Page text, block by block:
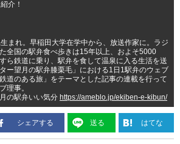
介！
まれ。早稲田大学在学中から、放送作家に。ラジ
全国の駅弁食べ歩きは15年以上、およそ5000
ら鉄道に乗り、駅弁を食して温泉に入る生活を送
ー望月の駅弁膝栗毛」における1日1駅弁のウェブ
道のある旅」をテーマとした記事の連載を行って
理事。
の駅弁いい気分 https://ameblo.jp/ekiben-e-kibun/
シェアする 送る はてな